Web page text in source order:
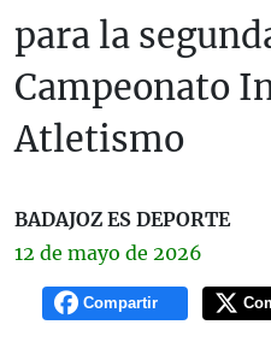
para la
Campeonato
Atletismo
BADAJOZ ES DEPORTE
12 de mayo de 2026
Compartir